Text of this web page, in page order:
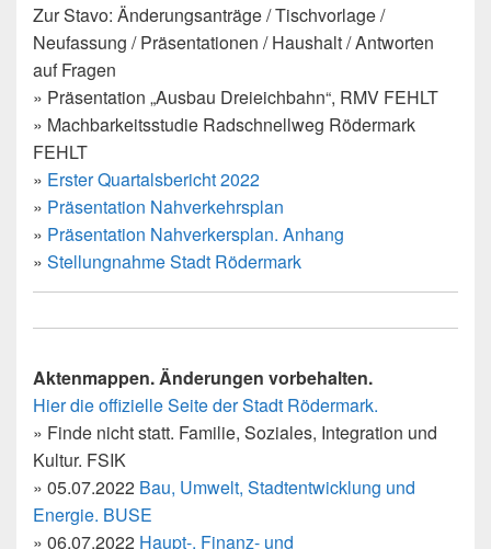
Zur Stavo: Änderungsanträge / Tischvorlage /
Neufassung / Präsentationen / Haushalt / Antworten
auf Fragen
» Präsentation „Ausbau Dreieichbahn“, RMV FEHLT
» Machbarkeitsstudie Radschnellweg Rödermark
FEHLT
» Erster Quartalsbericht 2022
» Präsentation Nahverkehrsplan
» Präsentation Nahverkersplan. Anhang
» Stellungnahme Stadt Rödermark
Aktenmappen. Änderungen vorbehalten.
Hier die offizielle Seite der Stadt Rödermark.
» Finde nicht statt. Familie, Soziales, Integration und
Kultur. FSIK
» 05.07.2022 Bau, Umwelt, Stadtentwicklung und
Energie. BUSE
» 06.07.2022 Haupt-, Finanz- und